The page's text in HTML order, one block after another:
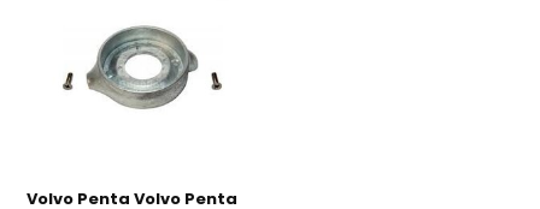
Volvo Penta Volvo Penta